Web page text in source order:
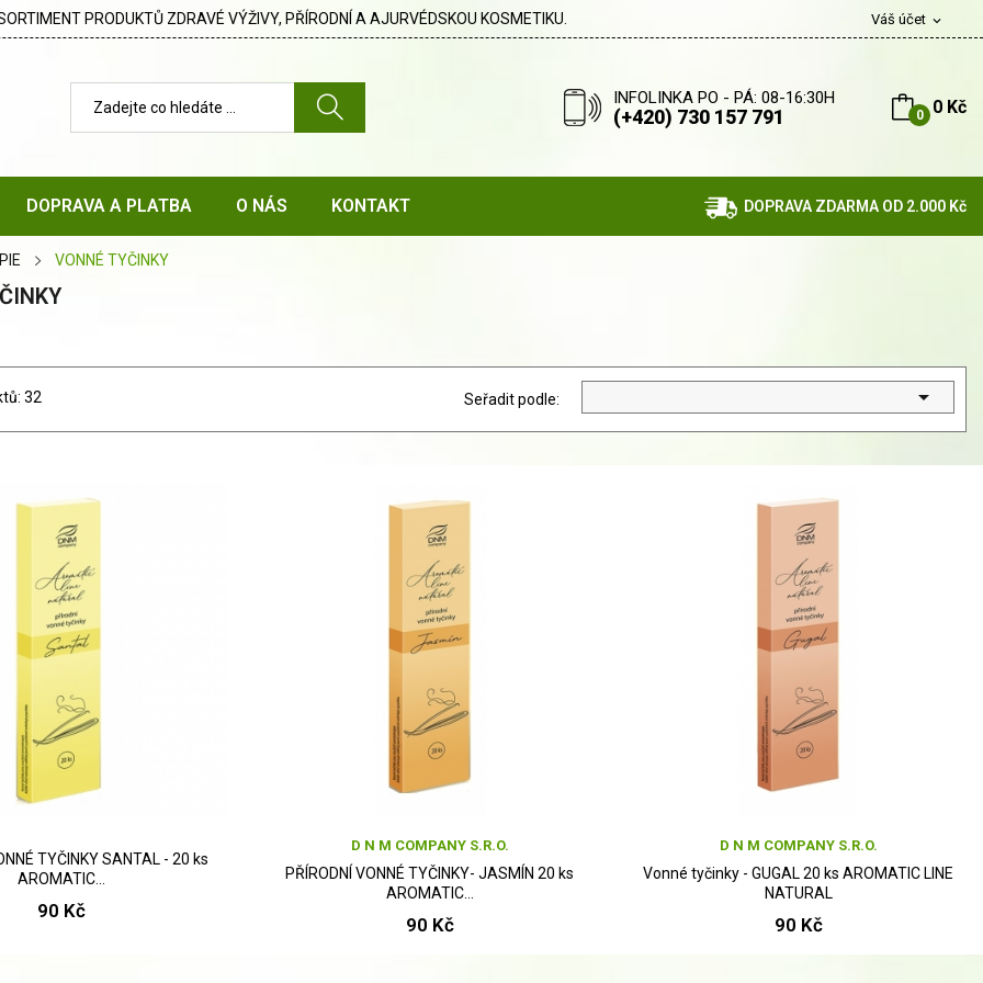
Váš účet expand_more
PRODUKTŮ ZDRAVÉ VÝŽIVY, PŘÍRODNÍ A AJURVÉDSKOU KOSMETIKU.
0 0 Kč
INFOLINKA PO - PÁ: 08-16:30H
(+420) 730 157 791
DOPRAVA A PLATBA O NÁS KONTAKT DOPRAVA ZDARMA OD 2.000 Kč
VONNÉ TYČINKY
32 Seřadit podle: 
TYČINKY SANTAL - 20 ks
AROMATIC...
90 Kč
D N M COMPANY S.R.O.
PŘÍRODNÍ VONNÉ TYČINKY- JASMÍN 20 ks
AROMATIC...
90 Kč
D N M COMPANY S.R.O.
Vonné tyčinky - GUGAL 20 ks AROMATIC LINE
NATURAL
90 Kč